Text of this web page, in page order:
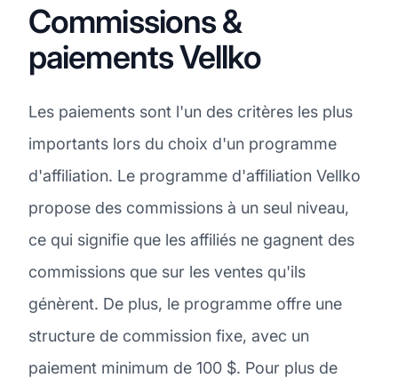
Commissions &
paiements Vellko
Les paiements sont l'un des critères les plus
importants lors du choix d'un programme
d'affiliation. Le programme d'affiliation Vellko
propose des commissions à un seul niveau,
ce qui signifie que les affiliés ne gagnent des
commissions que sur les ventes qu'ils
génèrent. De plus, le programme offre une
structure de commission fixe, avec un
paiement minimum de 100 $. Pour plus de